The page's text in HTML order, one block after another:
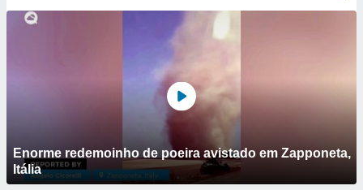
Enorme redemoinho de poeira avistado em Zapponeta,
Itália